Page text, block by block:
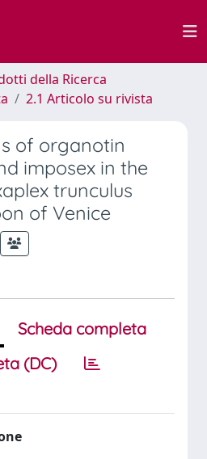
della Ricerca
2.1 Articolo su rivista
of organotin
imposex in the
trunculus
of Venice
Scheda completa
(DC)